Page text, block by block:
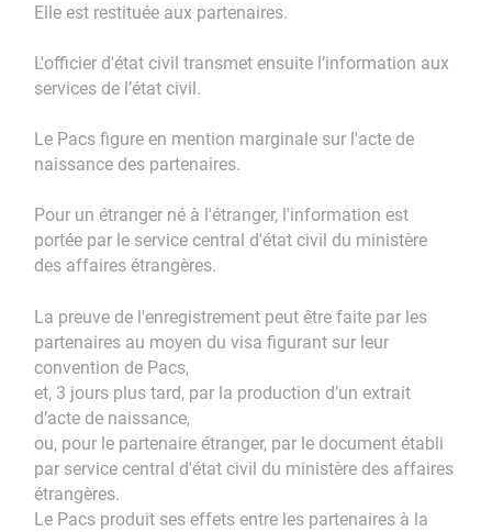
Elle est restituée aux partenaires.
L'officier d'état civil transmet ensuite l’information aux
services de l’état civil.
Le Pacs figure en mention marginale sur l'acte de
naissance des partenaires.
Pour un étranger né à l'étranger, l'information est
portée par le service central d'état civil du ministère
des affaires étrangères.
La preuve de l'enregistrement peut être faite par les
partenaires au moyen du visa figurant sur leur
convention de Pacs,
et, 3 jours plus tard, par la production d’un extrait
d’acte de naissance,
ou, pour le partenaire étranger, par le document établi
par service central d'état civil du ministère des affaires
étrangères.
Le Pacs produit ses effets entre les partenaires à la